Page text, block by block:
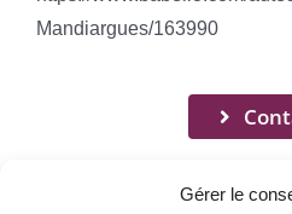
Gérer le
Mandiargues/163990